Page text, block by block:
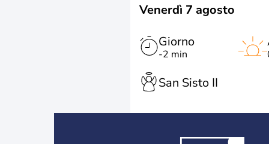
Venerdì 7 agosto
Giorno
-2 min
San Sisto II